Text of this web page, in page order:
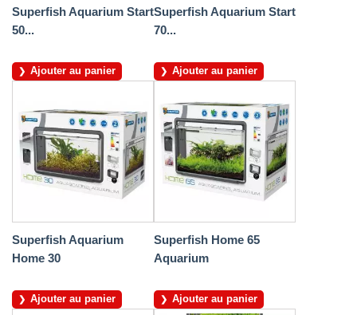
Superfish Aquarium Start
50...
Ajouter au panier
Superfish Aquarium Start
70...
Ajouter au panier
Superfish Aquarium
Home 30
Ajouter au panier
Superfish Home 65
Aquarium
Ajouter au panier